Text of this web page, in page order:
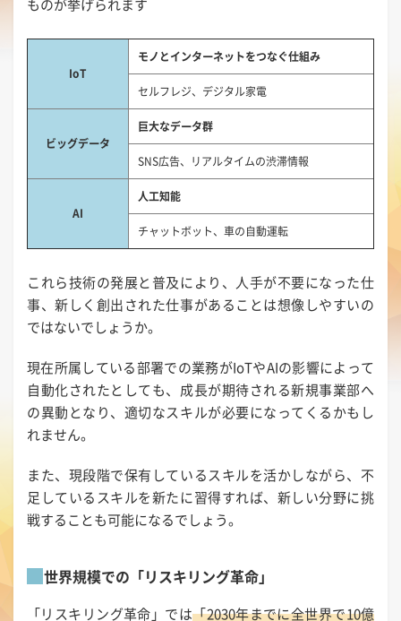
ものが挙げられます
IoT
モノとインターネットをつなぐ仕組み
セルフレジ、デジタル家電
ビッグデータ
巨大なデータ群
SNS広告、リアルタイムの渋滞情報
AI
人工知能
チャットボット、車の自動運転
これら技術の発展と普及により、人手が不要になった仕
事、新しく創出された仕事があることは想像しやすいの
ではないでしょうか。
現在所属している部署での業務がIoTやAIの影響によって
自動化されたとしても、成長が期待される新規事業部へ
の異動となり、適切なスキルが必要になってくるかもし
れません。
また、現段階で保有しているスキルを活かしながら、不
足しているスキルを新たに習得すれば、新しい分野に挑
戦することも可能になるでしょう。
世界規模での「リスキリング革命」
「リスキリング革命」では「2030年までに全世界で10億